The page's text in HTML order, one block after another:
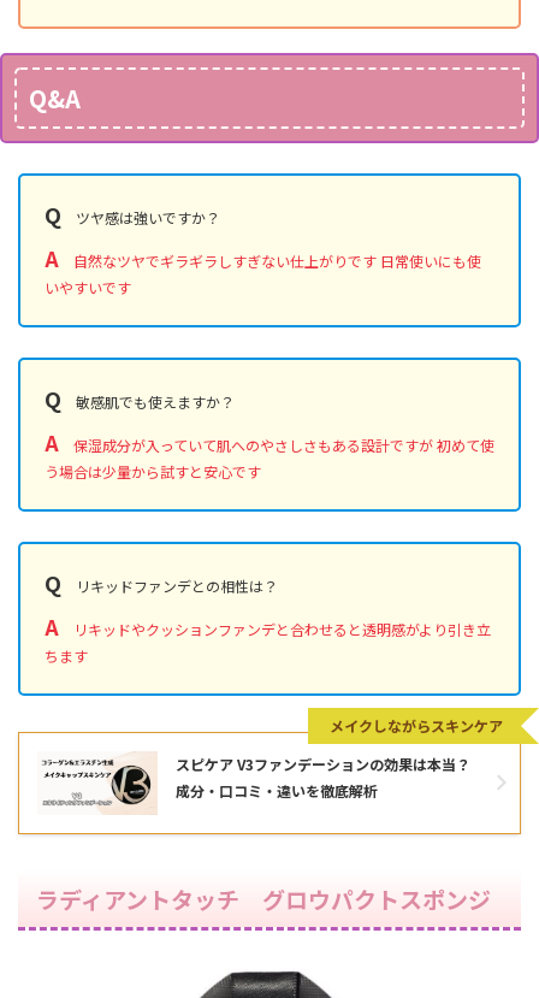
Q&A
Q ツヤ感は強いですか？
A 自然なツヤでギラギラしすぎない仕上がりです 日常使いにも使
いやすいです
Q 敏感肌でも使えますか？
A 保湿成分が入っていて肌へのやさしさもある設計ですが 初めて使
う場合は少量から試すと安心です
Q リキッドファンデとの相性は？
A リキッドやクッションファンデと合わせると透明感がより引き立
ちます
スピケア V3ファンデーションの効果は本当？
成分・口コミ・違いを徹底解析
メイクしながらスキンケア
ラディアントタッチ グロウパクトスポンジ